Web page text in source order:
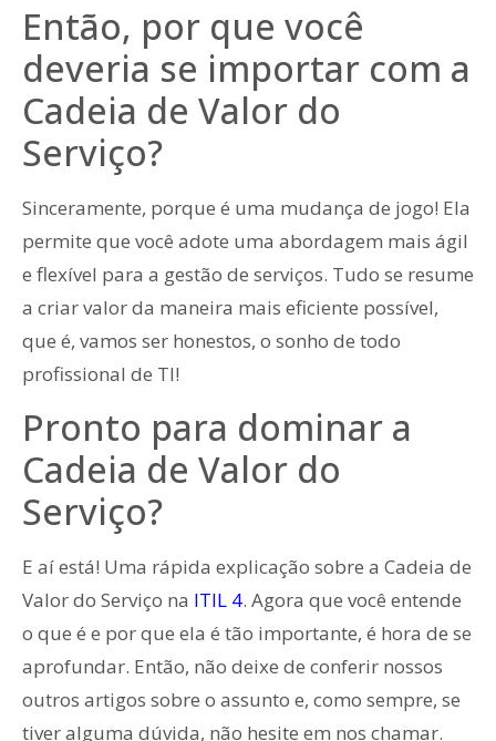
Então, por que você
deveria se importar com a
Cadeia de Valor do
Serviço?
Sinceramente, porque é uma mudança de jogo! Ela
permite que você adote uma abordagem mais ágil
e flexível para a gestão de serviços. Tudo se resume
a criar valor da maneira mais eficiente possível,
que é, vamos ser honestos, o sonho de todo
profissional de TI!
Pronto para dominar a
Cadeia de Valor do
Serviço?
E aí está! Uma rápida explicação sobre a Cadeia de
Valor do Serviço na ITIL 4. Agora que você entende
o que é e por que ela é tão importante, é hora de se
aprofundar. Então, não deixe de conferir nossos
outros artigos sobre o assunto e, como sempre, se
tiver alguma dúvida, não hesite em nos chamar.